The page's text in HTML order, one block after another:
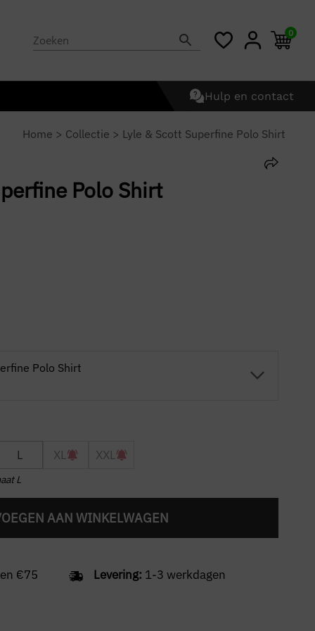
0
Hulp en contact
Home > Collectie > Lyle & Scott Superfine Polo Shirt
Polo Shirt
Polo Shirt
L XL XXL
L
AAN WINKELWAGEN
€75 Levering: 1-3 werkdagen